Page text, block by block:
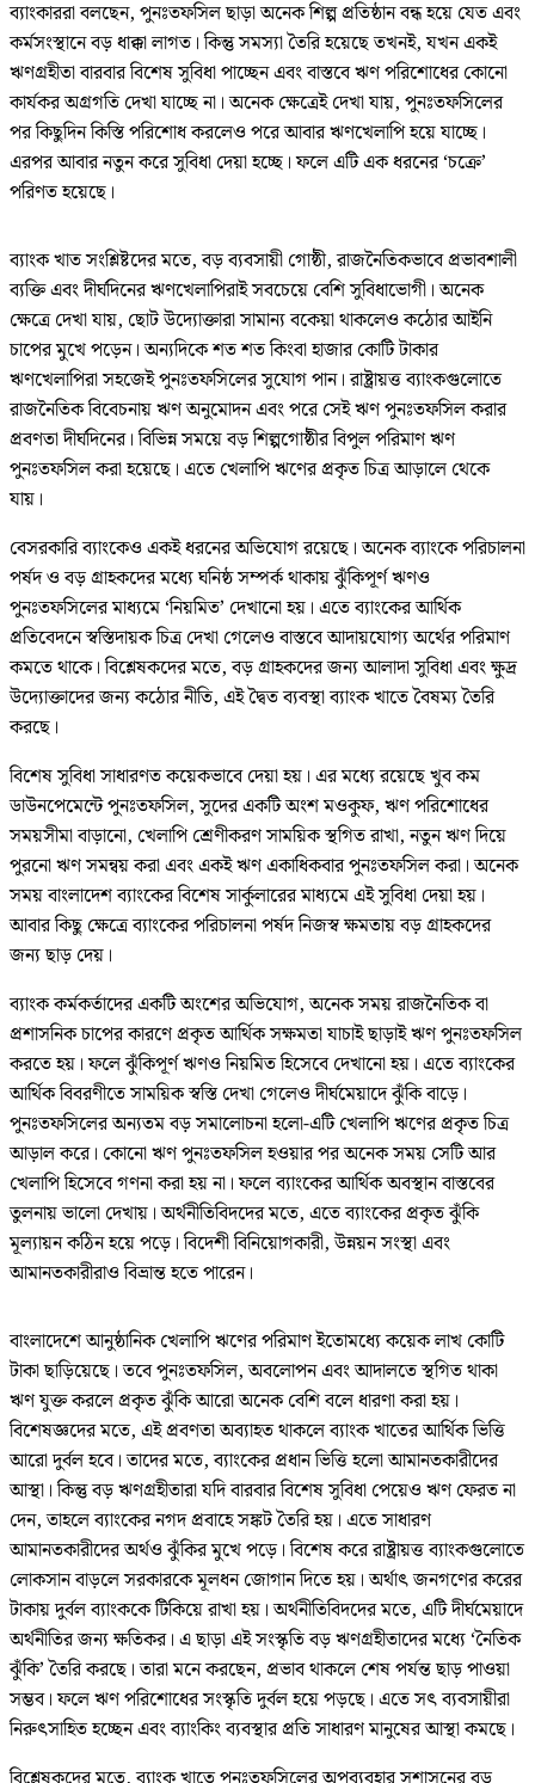
ব্যাংকাররা বলছেন, পুনঃতফসিল ছাড়া অনেক শিল্প প্রতিষ্ঠান বন্ধ হয়ে যেত এবং
কর্মসংস্থানে বড় ধাক্কা লাগত। কিন্তু সমস্যা তৈরি হয়েছে তখনই, যখন একই
ঋণগ্রহীতা বারবার বিশেষ সুবিধা পাচ্ছেন এবং বাস্তবে ঋণ পরিশোধের কোনো
কার্যকর অগ্রগতি দেখা যাচ্ছে না। অনেক ক্ষেত্রেই দেখা যায়, পুনঃতফসিলের
পর কিছুদিন কিস্তি পরিশোধ করলেও পরে আবার ঋণখেলাপি হয়ে যাচ্ছে।
এরপর আবার নতুন করে সুবিধা দেয়া হচ্ছে। ফলে এটি এক ধরনের ‘চক্রে’
পরিণত হয়েছে।
ব্যাংক খাত সংশ্লিষ্টদের মতে, বড় ব্যবসায়ী গোষ্ঠী, রাজনৈতিকভাবে প্রভাবশালী
ব্যক্তি এবং দীর্ঘদিনের ঋণখেলাপিরাই সবচেয়ে বেশি সুবিধাভোগী। অনেক
ক্ষেত্রে দেখা যায়, ছোট উদ্যোক্তারা সামান্য বকেয়া থাকলেও কঠোর আইনি
চাপের মুখে পড়েন। অন্যদিকে শত শত কিংবা হাজার কোটি টাকার
ঋণখেলাপিরা সহজেই পুনঃতফসিলের সুযোগ পান। রাষ্ট্রায়ত্ত ব্যাংকগুলোতে
রাজনৈতিক বিবেচনায় ঋণ অনুমোদন এবং পরে সেই ঋণ পুনঃতফসিল করার
প্রবণতা দীর্ঘদিনের। বিভিন্ন সময়ে বড় শিল্পগোষ্ঠীর বিপুল পরিমাণ ঋণ
পুনঃতফসিল করা হয়েছে। এতে খেলাপি ঋণের প্রকৃত চিত্র আড়ালে থেকে
যায়।
বেসরকারি ব্যাংকেও একই ধরনের অভিযোগ রয়েছে। অনেক ব্যাংকে পরিচালনা
পর্ষদ ও বড় গ্রাহকদের মধ্যে ঘনিষ্ঠ সম্পর্ক থাকায় ঝুঁকিপূর্ণ ঋণও
পুনঃতফসিলের মাধ্যমে ‘নিয়মিত’ দেখানো হয়। এতে ব্যাংকের আর্থিক
প্রতিবেদনে স্বস্তিদায়ক চিত্র দেখা গেলেও বাস্তবে আদায়যোগ্য অর্থের পরিমাণ
কমতে থাকে। বিশ্লেষকদের মতে, বড় গ্রাহকদের জন্য আলাদা সুবিধা এবং ক্ষুদ্র
উদ্যোক্তাদের জন্য কঠোর নীতি, এই দ্বৈত ব্যবস্থা ব্যাংক খাতে বৈষম্য তৈরি
করছে।
বিশেষ সুবিধা সাধারণত কয়েকভাবে দেয়া হয়। এর মধ্যে রয়েছে খুব কম
ডাউনপেমেন্টে পুনঃতফসিল, সুদের একটি অংশ মওকুফ, ঋণ পরিশোধের
সময়সীমা বাড়ানো, খেলাপি শ্রেণীকরণ সাময়িক স্থগিত রাখা, নতুন ঋণ দিয়ে
পুরনো ঋণ সমন্বয় করা এবং একই ঋণ একাধিকবার পুনঃতফসিল করা। অনেক
সময় বাংলাদেশ ব্যাংকের বিশেষ সার্কুলারের মাধ্যমে এই সুবিধা দেয়া হয়।
আবার কিছু ক্ষেত্রে ব্যাংকের পরিচালনা পর্ষদ নিজস্ব ক্ষমতায় বড় গ্রাহকদের
জন্য ছাড় দেয়।
ব্যাংক কর্মকর্তাদের একটি অংশের অভিযোগ, অনেক সময় রাজনৈতিক বা
প্রশাসনিক চাপের কারণে প্রকৃত আর্থিক সক্ষমতা যাচাই ছাড়াই ঋণ পুনঃতফসিল
করতে হয়। ফলে ঝুঁকিপূর্ণ ঋণও নিয়মিত হিসেবে দেখানো হয়। এতে ব্যাংকের
আর্থিক বিবরণীতে সাময়িক স্বস্তি দেখা গেলেও দীর্ঘমেয়াদে ঝুঁকি বাড়ে।
পুনঃতফসিলের অন্যতম বড় সমালোচনা হলো-এটি খেলাপি ঋণের প্রকৃত চিত্র
আড়াল করে। কোনো ঋণ পুনঃতফসিল হওয়ার পর অনেক সময় সেটি আর
খেলাপি হিসেবে গণনা করা হয় না। ফলে ব্যাংকের আর্থিক অবস্থান বাস্তবের
তুলনায় ভালো দেখায়। অর্থনীতিবিদদের মতে, এতে ব্যাংকের প্রকৃত ঝুঁকি
মূল্যায়ন কঠিন হয়ে পড়ে। বিদেশী বিনিয়োগকারী, উন্নয়ন সংস্থা এবং
আমানতকারীরাও বিভ্রান্ত হতে পারেন।
বাংলাদেশে আনুষ্ঠানিক খেলাপি ঋণের পরিমাণ ইতোমধ্যে কয়েক লাখ কোটি
টাকা ছাড়িয়েছে। তবে পুনঃতফসিল, অবলোপন এবং আদালতে স্থগিত থাকা
ঋণ যুক্ত করলে প্রকৃত ঝুঁকি আরো অনেক বেশি বলে ধারণা করা হয়।
বিশেষজ্ঞদের মতে, এই প্রবণতা অব্যাহত থাকলে ব্যাংক খাতের আর্থিক ভিত্তি
আরো দুর্বল হবে। তাদের মতে, ব্যাংকের প্রধান ভিত্তি হলো আমানতকারীদের
আস্থা। কিন্তু বড় ঋণগ্রহীতারা যদি বারবার বিশেষ সুবিধা পেয়েও ঋণ ফেরত না
দেন, তাহলে ব্যাংকের নগদ প্রবাহে সঙ্কট তৈরি হয়। এতে সাধারণ
আমানতকারীদের অর্থও ঝুঁকির মুখে পড়ে। বিশেষ করে রাষ্ট্রায়ত্ত ব্যাংকগুলোতে
লোকসান বাড়লে সরকারকে মূলধন জোগান দিতে হয়। অর্থাৎ জনগণের করের
টাকায় দুর্বল ব্যাংককে টিকিয়ে রাখা হয়। অর্থনীতিবিদদের মতে, এটি দীর্ঘমেয়াদে
অর্থনীতির জন্য ক্ষতিকর। এ ছাড়া এই সংস্কৃতি বড় ঋণগ্রহীতাদের মধ্যে ‘নৈতিক
ঝুঁকি’ তৈরি করছে। তারা মনে করছেন, প্রভাব থাকলে শেষ পর্যন্ত ছাড় পাওয়া
সম্ভব। ফলে ঋণ পরিশোধের সংস্কৃতি দুর্বল হয়ে পড়ছে। এতে সৎ ব্যবসায়ীরা
নিরুৎসাহিত হচ্ছেন এবং ব্যাংকিং ব্যবস্থার প্রতি সাধারণ মানুষের আস্থা কমছে।